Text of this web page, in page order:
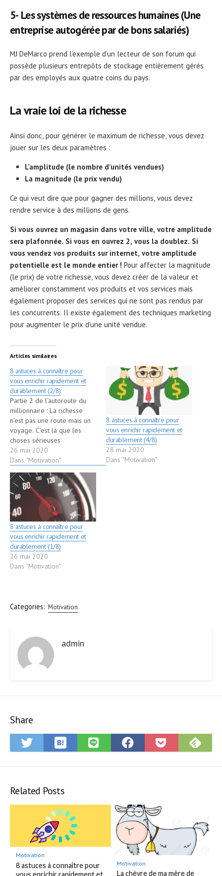
5- Les systèmes de ressources humaines (Une
entreprise autogérée par de bons salariés)
MJ DeMarco prend l’exemple d’un lecteur de son forum qui
possède plusieurs entrepôts de stockage entièrement gérés
par des employés aux quatre coins du pays.
La vraie loi de la richesse
Ainsi donc, pour générer le maximum de richesse, vous devez
jouer sur les deux paramètres :
L’amplitude (le nombre d’unités vendues)
La magnitude (le prix vendu)
Ce qui veut dire que pour gagner des millions, vous devez
rendre service à des millions de gens.
Si vous ouvrez un magasin dans votre ville, votre amplitude
sera plafonnée. Si vous en ouvrez 2, vous la doublez. Si
vous vendez vos produits sur internet, votre amplitude
potentielle est le monde entier ! Pour affecter la magnitude
(le prix) de votre richesse, vous devez créer de la valeur et
améliorer constamment vos produits et vos services mais
également proposer des services qui ne sont pas rendus par
les concurrents. Il existe également des techniques marketing
pour augmenter le prix d’une unité vendue.
Articles similaires
8 astuces à connaître pour
vous enrichir rapidement et
durablement (2/8)
Partie 2 de l'autoroute du
millionnaire : La richesse
n’est pas une route mais un
voyage. C’est là que les
choses sérieuses
commencent. Renforcé dans
ses convictions qu’il était
rapidement malgré la
dilapidation de son argent,
MJ commençait à entrevoir
la formule de la voie rapide
vers…
26 mai 2020
Dans "Motivation"
8 astuces à connaître pour
vous enrichir rapidement et
durablement (4/8)
28 mai 2020
Dans "Motivation"
8 astuces à connaître pour
vous enrichir rapidement et
durablement (1/8)
26 mai 2020
Dans "Motivation"
Categories: Motivation
admin
Share
Share Save
Bookmark
Share Share Save
Related Posts
Motivation
8 astuces à connaître pour
vous enrichir rapidement et
Motivation
La chèvre de ma mère de